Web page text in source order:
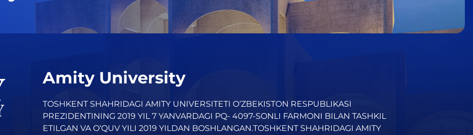
Amity University
TOSHKENT SHAHRIDAGI AMITY UNIVERSITETI O‘ZBEKISTON RESPUBLIKASI
PREZIDENTINING 2019 YIL 7 YANVARDAGI PQ- 4097-SONLI FARMONI BILAN TASHKIL
ETILGAN VA O‘QUV YILI 2019 YILDAN BOSHLANGAN.TOSHKENT SHAHRIDAGI AMITY